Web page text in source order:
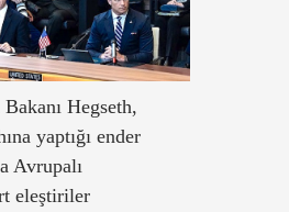
Hegseth,
yaptığı ender
Avrupalı
eleştiriler